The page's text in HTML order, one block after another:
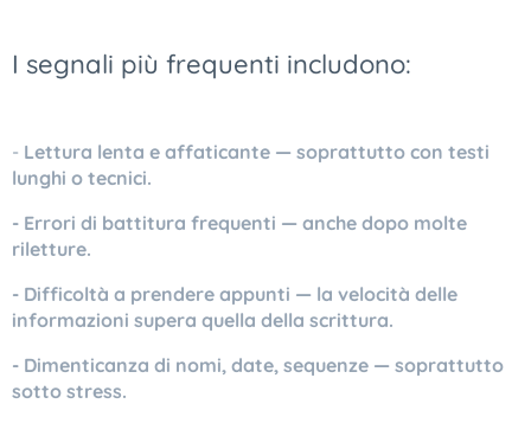
I segnali più frequenti includono:
- Lettura lenta e affaticante — soprattutto con testi
lunghi o tecnici.
- Errori di battitura frequenti — anche dopo molte
riletture.
- Difficoltà a prendere appunti — la velocità delle
informazioni supera quella della scrittura.
- Dimenticanza di nomi, date, sequenze — soprattutto
sotto stress.